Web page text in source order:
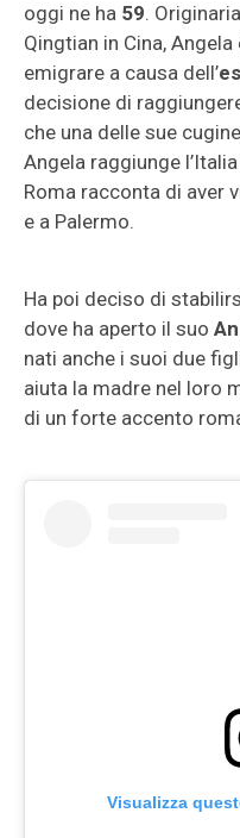
oggi ne ha 59.
Qingtian in Cina,
emigrare a causa dell’
decisione di
che una delle sue
Angela raggiunge
Roma racconta di aver
e a Palermo.
Ha poi deciso di
dove ha aperto il suo
nati anche i suoi due
aiuta la madre nel loro
di un forte accento
Visualizza